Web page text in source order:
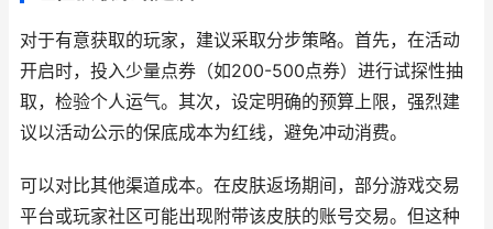
对于有意获取的玩家，建议采取分步策略。首先，在活动
开启时，投入少量点券（如200-500点券）进行试探性抽
取，检验个人运气。其次，设定明确的预算上限，强烈建
议以活动公示的保底成本为红线，避免冲动消费。
可以对比其他渠道成本。在皮肤返场期间，部分游戏交易
平台或玩家社区可能出现附带该皮肤的账号交易。但这种